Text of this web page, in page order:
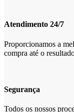
Atendimento 24/7
Proporcionamos a
compra até o
Segurança
Todos os nossos